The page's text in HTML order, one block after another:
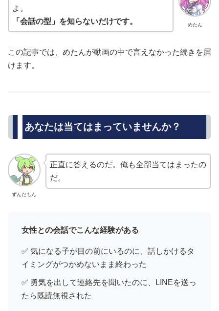
めたん
よ。
「会話の型」を知らないだけです。
この記事では、めたんが動画の中で言えなかった続きを届
けます。
あなたは当てはまっていませんか？
ずんだもん
正直に答えるのだ。俺も全部当てはまったの
だ。
女性との会話でこんな経験がある
✅ 気になる子が目の前にいるのに、話しかけるタ
イミングがつかめないまま終わった
✅ 勇気を出して連絡先を聞いたのに、LINEを送っ
たら既読無視された